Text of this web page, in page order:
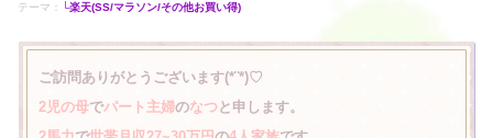
テーマ： └楽天(SS/マラソン/その他お買い得)
ご訪問ありがとうございます(*¨*)♡
2児の母でパート主婦のなつと申します。